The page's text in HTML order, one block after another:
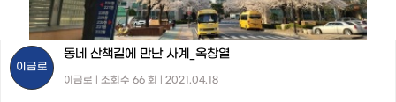
이금로
동네 산책길에 만난 사계_옥창열
이금로 | 조회수 66 회 | 2021.04.18